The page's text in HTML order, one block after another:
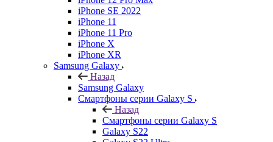
iPhone SE 2022
iPhone 11
iPhone 11 Pro
iPhone X
iPhone XR
Samsung Galaxy
Назад
Samsung Galaxy
Смартфоны серии Galaxy S
Назад
Смартфоны серии Galaxy S
Galaxy S22